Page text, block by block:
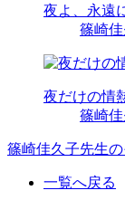
夜よ、永遠
篠崎
夜だけの情
篠崎
篠崎佳久子先生
一覧へ戻る